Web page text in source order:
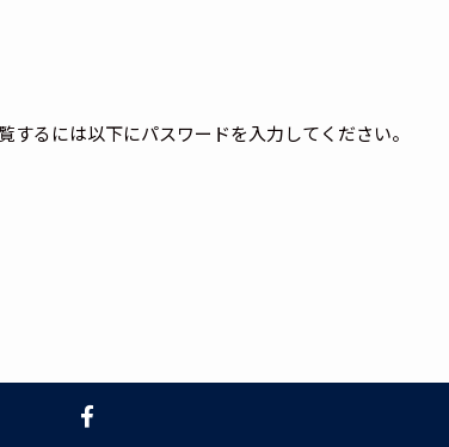
るには以下にパスワードを入力してください。